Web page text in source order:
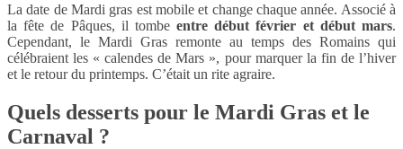
La date de Mardi gras est mobile et change chaque année. Associé à
la fête de Pâques, il tombeentre début février et début mars.
Cependant, le Mardi Gras remonte au temps des Romains qui
célébraient les « calendes de Mars », pour marquer la fin de l’hiver
et le retour du printemps. C’était un rite agraire.
Quels desserts pour le Mardi Gras et le
Carnaval ?